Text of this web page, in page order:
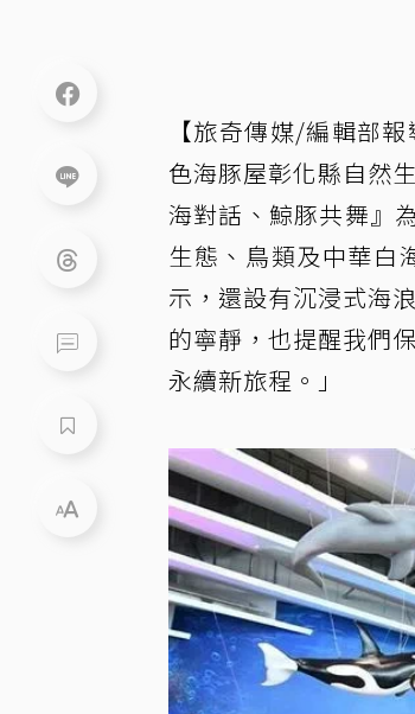
【旅奇傳媒/編輯部
色海豚屋彰化縣自然
海對話、鯨豚共舞』
生態、鳥類及中華白
示，還設有沉浸式海
的寧靜，也提醒我們
永續新旅程。」